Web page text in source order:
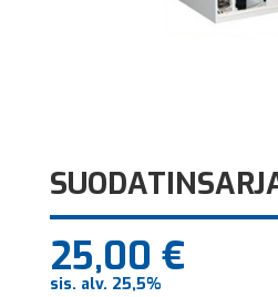
25,00 €
sis. alv. 25,5%